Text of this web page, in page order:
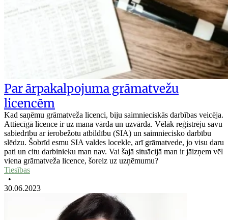
Par ārpakalpojuma grāmatvežu
licencēm
Kad saņēmu grāmatveža licenci, biju saimnieciskās darbības veicēja.
Attiecīgā licence ir uz mana vārda un uzvārda. Vēlāk reģistrēju savu
sabiedrību ar ierobežotu atbildību (SIA) un saimniecisko darbību
slēdzu. Šobrīd esmu SIA valdes locekle, arī grāmatvede, jo visu daru
pati un citu darbinieku man nav. Vai šajā situācijā man ir jāizņem vēl
viena grāmatveža licence, šoreiz uz uzņēmumu?
Tiesības
•
30.06.2023